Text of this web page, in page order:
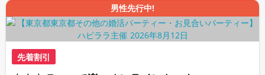
男性先行中!
先着割引